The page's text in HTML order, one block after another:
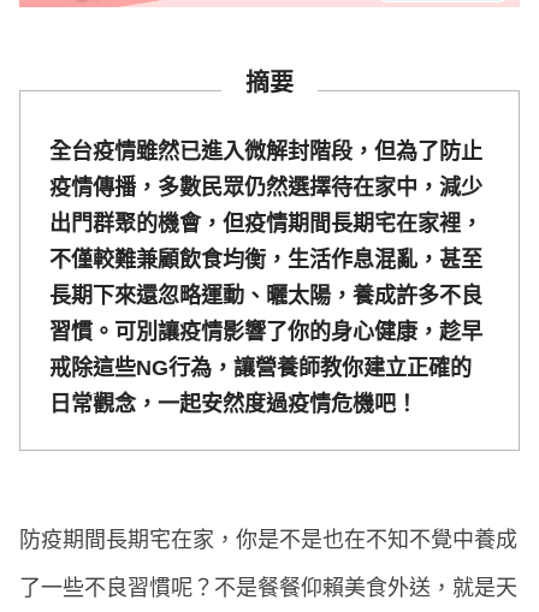
摘要
全台疫情雖然已進入微解封階段，但為了防止
疫情傳播，多數民眾仍然選擇待在家中，減少
出門群聚的機會，但疫情期間長期宅在家裡，
不僅較難兼顧飲食均衡，生活作息混亂，甚至
長期下來還忽略運動、曬太陽，養成許多不良
習慣。可別讓疫情影響了你的身心健康，趁早
戒除這些NG行為，讓營養師教你建立正確的
日常觀念，一起安然度過疫情危機吧！
防疫期間長期宅在家，你是不是也在不知不覺中養成
了一些不良習慣呢？不是餐餐仰賴美食外送，就是天